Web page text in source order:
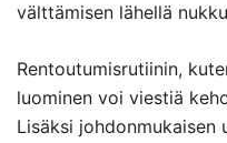
välttämisen lähellä
Rentoutumisrutiinin,
luominen voi viestiä
Lisäksi johdonmukaisen